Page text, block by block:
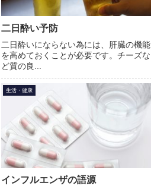
二日酔い予防
二日酔いにならない為には、肝臓の機能
を高めておくことが必要です。チーズな
ど質の良...
生活・健康
インフルエンザの語源